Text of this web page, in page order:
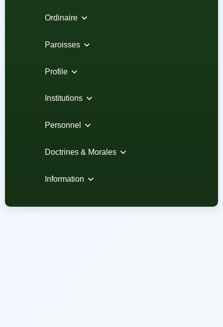
Ordinaire
Paroisses
Profile
Institutions
Personnel
Doctrines & Morales
Information